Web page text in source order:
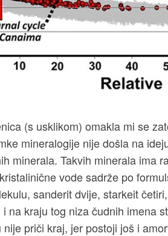
(s usklikom) omakla mi se
mineralogije nije došla na
minerala. Takvih minerala ima
vode sadrže po
sanderit dvije, starkeit
na kraju tog niza čudnih imena
nije priči kraj, jer postoji još i